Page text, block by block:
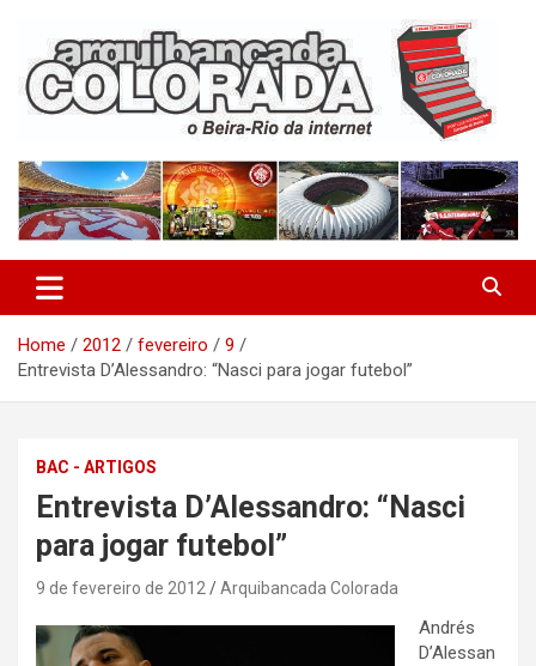
content
Arquibancada Colorada
Home 2012 fevereiro
9
Entrevista D’Alessandro: “Nasci para jogar futebol”
BAC - ARTIGOS
Entrevista D’Alessandro: “Nasci
para jogar futebol”
9 de fevereiro de 2012 Arquibancada Colorada
Andrés
D’Alessan